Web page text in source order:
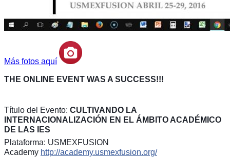
Más fotos aquí
THE ONLINE EVENT WAS A SUCCESS!!!
Título del Evento: CULTIVANDO LA
INTERNACIONALIZACIÓN EN EL ÁMBITO ACADÉMICO
DE LAS IES
Plataforma: USMEXFUSION
Academy http://academy.usmexfusion.org/